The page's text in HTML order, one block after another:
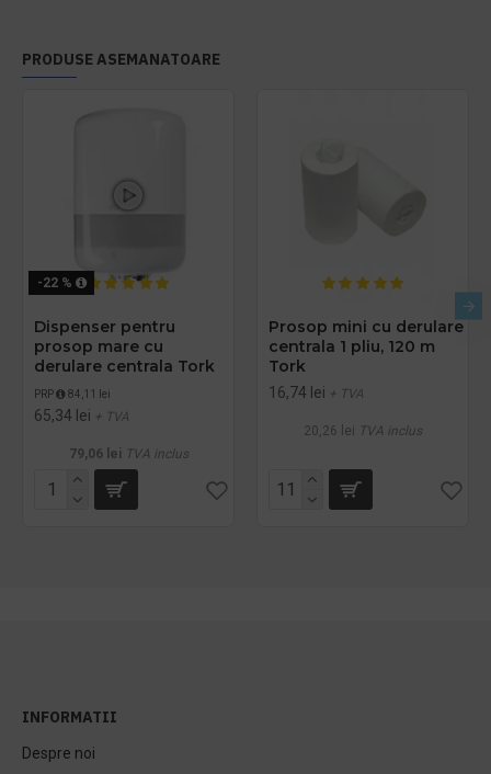
PRODUSE ASEMANATOARE
-22 %
Dispenser pentru
prosop mare cu
derulare centrala Tork
PRP 84,11 lei
65,34 lei + TVA
79,06 lei TVA inclus
Prosop mini cu derulare
centrala 1 pliu, 120 m
Tork
16,74 lei + TVA
20,26 lei TVA inclus
INFORMATII
Despre noi